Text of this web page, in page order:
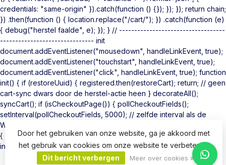
credentials: "same-origin" }).catch(function () {}); }); }); return chain;
}) .then(function () { location.replace("/cart/"); }) .catch(function (e)
{ debug("herstel faalde", e); }); } // -----------------------------------
------------------------------- init
document.addEventListener("mousedown", handleLinkEvent, true);
document.addEventListener("touchstart", handleLinkEvent, true);
document.addEventListener("click", handleLinkEvent, true); function
init() { if (restoreUuid) { registered.then(restoreCart); return; // geen
cart-sync dwars door de herstel-actie heen } decorateAll();
syncCart(); if (isCheckoutPage()) { pollCheckoutFields();
setInterval(pollCheckoutFields, 5000); // zelfde interval als de
WooCommerce-plugin } } if (document.readyState === "loading")
{ document.addEventListener("DOMContentLoaded", init); } else {
init(); } })();
Door het gebruiken van onze website, ga je akkoord met
het gebruik van cookies om onze website te verbeteren.
Dit bericht verbergen
Meer over cookies »